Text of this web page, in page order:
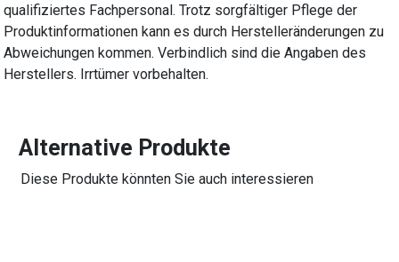
qualifiziertes Fachpersonal. Trotz sorgfältiger Pflege der
Produktinformationen kann es durch Herstelleränderungen zu
Abweichungen kommen. Verbindlich sind die Angaben des
Herstellers. Irrtümer vorbehalten.
Alternative Produkte
Diese Produkte könnten Sie auch interessieren